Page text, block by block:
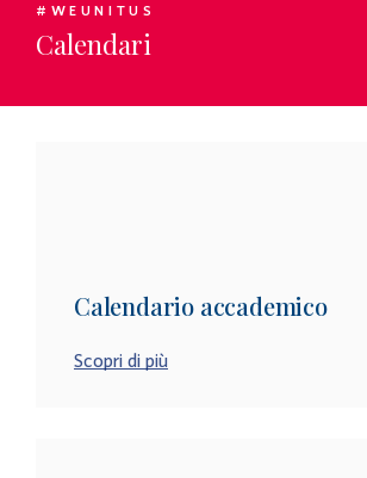
#WEUNITUS
Calendari
Calendario accademico
Scopri di più